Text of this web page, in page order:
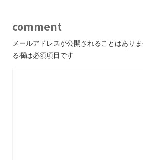
comment
メールアドレスが公開されることはありま
る欄は必須項目です